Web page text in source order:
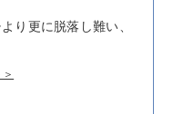
り更に脱落し難い、